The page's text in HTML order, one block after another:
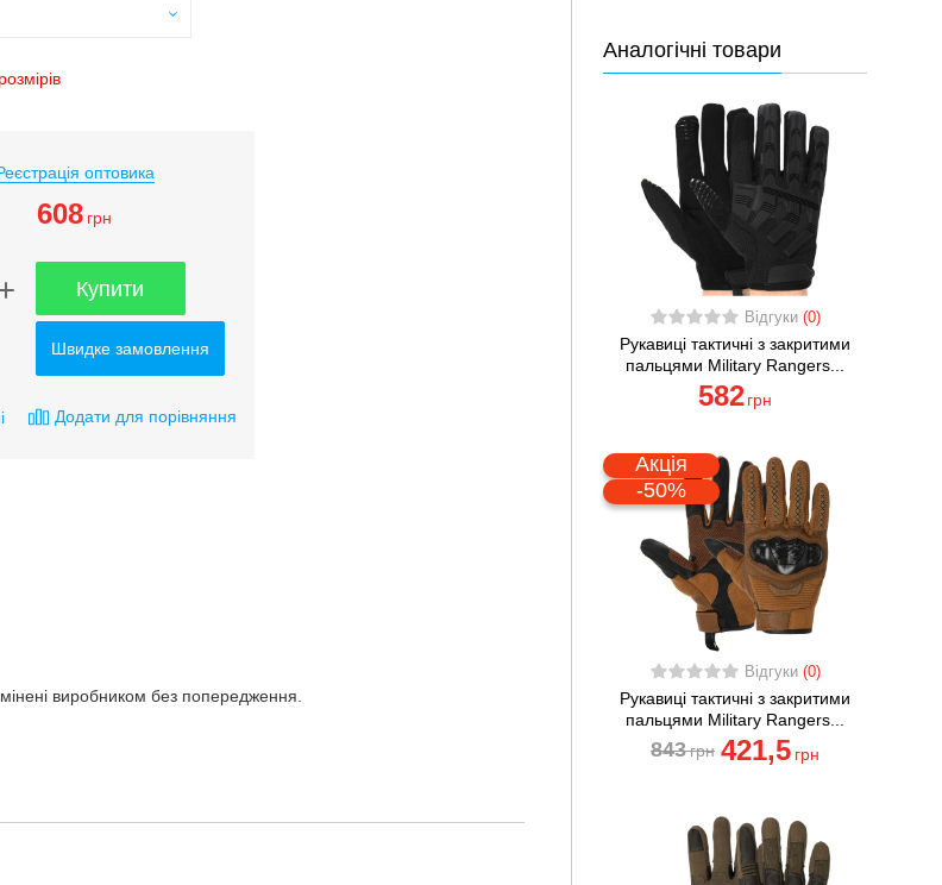
оптовика
608 грн
Купити
Швидке замовлення
Додати для порівняння
виробником без попередження.
Аналогічні товари
Відгуки (0)
Рукавиці тактичні з закритими
пальцями Military Rangers...
582 грн
Акція
-50%
Відгуки (0)
Рукавиці тактичні з закритими
пальцями Military Rangers...
843грн 421,5 грн